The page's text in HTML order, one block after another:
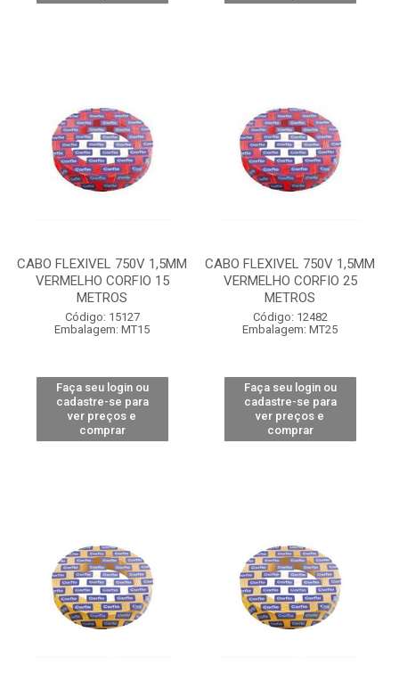
CABO FLEXIVEL 750V 1,5MM
VERMELHO CORFIO 15
METROS
Código: 15127
Embalagem: MT15
Faça seu login ou
cadastre-se para
ver preços e
comprar
CABO FLEXIVEL 750V 1,5MM
VERMELHO CORFIO 25
METROS
Código: 12482
Embalagem: MT25
Faça seu login ou
cadastre-se para
ver preços e
comprar